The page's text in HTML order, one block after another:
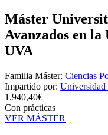
Máster
Avanzados en
UVA
Familia Máster: Ciencias
Impartido por: Universidad
1.940,40€
Con prácticas
VER MÁSTER